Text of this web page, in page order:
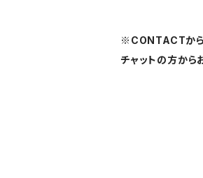
※CONTACTから
チャットの方から